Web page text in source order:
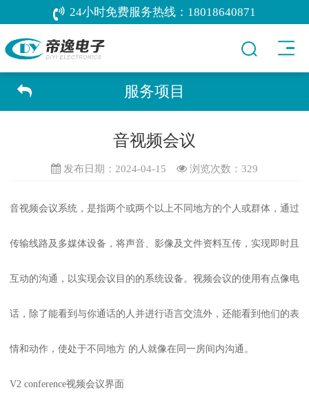
24小时免费服务热线： 18018640871
服务项目
音视频会议
发布日期：2024-04-15 浏览次数： 329
音视频会议系统，是指两个或两个以上不同地方的个人或群体，通过
传输线路及多媒体设备，将声音、影像及文件资料互传，实现即时且
互动的沟通，以实现会议目的的系统设备。视频会议的使用有点像电
话，除了能看到与你通话的人并进行语言交流外，还能看到他们的表
情和动作，使处于不同地方 的人就像在同一房间内沟通。
V2 conference视频会议界面